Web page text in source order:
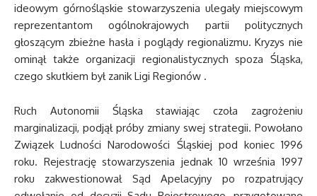
ideowym górnośląskie stowarzyszenia ulegały miejscowym
reprezentantom ogólnokrajowych partii politycznych
głoszącym zbieżne hasła i poglądy regionalizmu. Kryzys nie
ominął także organizacji regionalistycznych spoza Śląska,
czego skutkiem był zanik Ligi Regionów .
Ruch Autonomii Śląska stawiając czoła zagrożeniu
marginalizacji, podjął próby zmiany swej strategii. Powołano
Związek Ludności Narodowości Śląskiej pod koniec 1996
roku. Rejestrację stowarzyszenia jednak 10 września 1997
roku zakwestionował Sąd Apelacyjny po rozpatrujący